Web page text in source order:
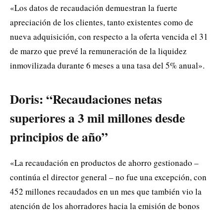
«Los datos de recaudación demuestran la fuerte
apreciación de los clientes, tanto existentes como de
nueva adquisición, con respecto a la oferta vencida el 31
de marzo que prevé la remuneración de la liquidez
inmovilizada durante 6 meses a una tasa del 5% anual».
Doris: “Recaudaciones netas
superiores a 3 mil millones desde
principios de año”
«La recaudación en productos de ahorro gestionado –
continúa el director general – no fue una excepción, con
452 millones recaudados en un mes que también vio la
atención de los ahorradores hacia la emisión de bonos